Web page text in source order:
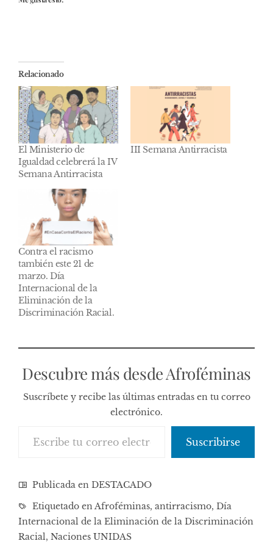
Relacionado
El Ministerio de
Igualdad celebrerá la IV
Semana Antirracista
III Semana Antirracista
Contra el racismo
también este 21 de
marzo. Día
Internacional de la
Eliminación de la
Discriminación Racial.
Descubre más desde Afroféminas
Suscríbete y recibe las últimas entradas en tu correo
electrónico.
Suscribirse
Publicada en DESTACADO
Etiquetado enAfroféminas, antirracismo, Día
Internacional de la Eliminación de la Discriminación
Racial, Naciones UNIDAS